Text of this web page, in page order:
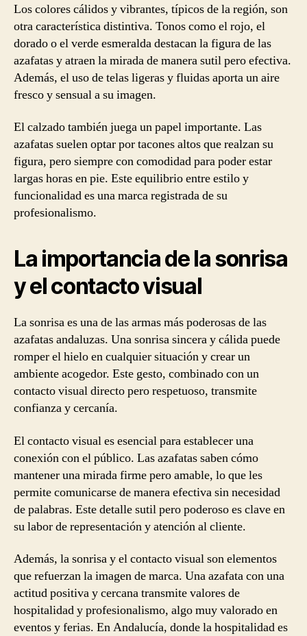
Los colores cálidos y vibrantes, típicos de la región, son
otra característica distintiva. Tonos como el rojo, el
dorado o el verde esmeralda destacan la figura de las
azafatas y atraen la mirada de manera sutil pero efectiva.
Además, el uso de telas ligeras y fluidas aporta un aire
fresco y sensual a su imagen.
El calzado también juega un papel importante. Las
azafatas suelen optar por tacones altos que realzan su
figura, pero siempre con comodidad para poder estar
largas horas en pie. Este equilibrio entre estilo y
funcionalidad es una marca registrada de su
profesionalismo.
La importancia de la sonrisa
y el contacto visual
La sonrisa es una de las armas más poderosas de las
azafatas andaluzas. Una sonrisa sincera y cálida puede
romper el hielo en cualquier situación y crear un
ambiente acogedor. Este gesto, combinado con un
contacto visual directo pero respetuoso, transmite
confianza y cercanía.
El contacto visual es esencial para establecer una
conexión con el público. Las azafatas saben cómo
mantener una mirada firme pero amable, lo que les
permite comunicarse de manera efectiva sin necesidad
de palabras. Este detalle sutil pero poderoso es clave en
su labor de representación y atención al cliente.
Además, la sonrisa y el contacto visual son elementos
que refuerzan la imagen de marca. Una azafata con una
actitud positiva y cercana transmite valores de
hospitalidad y profesionalismo, algo muy valorado en
eventos y ferias. En Andalucía, donde la hospitalidad es